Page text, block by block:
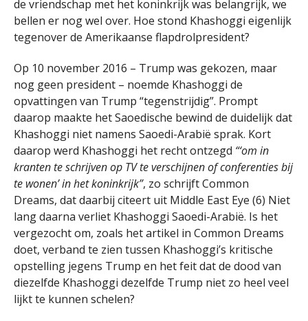
de vriendschap met het koninkrijk was belangrijk, we
bellen er nog wel over. Hoe stond Khashoggi eigenlijk
tegenover de Amerikaanse flapdrolpresident?
Op 10 november 2016 – Trump was gekozen, maar
nog geen president – noemde Khashoggi de
opvattingen van Trump “tegenstrijdig”. Prompt
daarop maakte het Saoedische bewind de duidelijk dat
Khashoggi niet namens Saoedi-Arabië sprak. Kort
daarop werd Khashoggi het recht ontzegd “‘om in
kranten te schrijven op TV te verschijnen of conferenties bij
te wonen’ in het koninkrijk”, zo schrijft Common
Dreams, dat daarbij citeert uit Middle East Eye (6) Niet
lang daarna verliet Khashoggi Saoedi-Arabië. Is het
vergezocht om, zoals het artikel in Common Dreams
doet, verband te zien tussen Khashoggi’s kritische
opstelling jegens Trump en het feit dat de dood van
diezelfde Khashoggi dezelfde Trump niet zo heel veel
lijkt te kunnen schelen?